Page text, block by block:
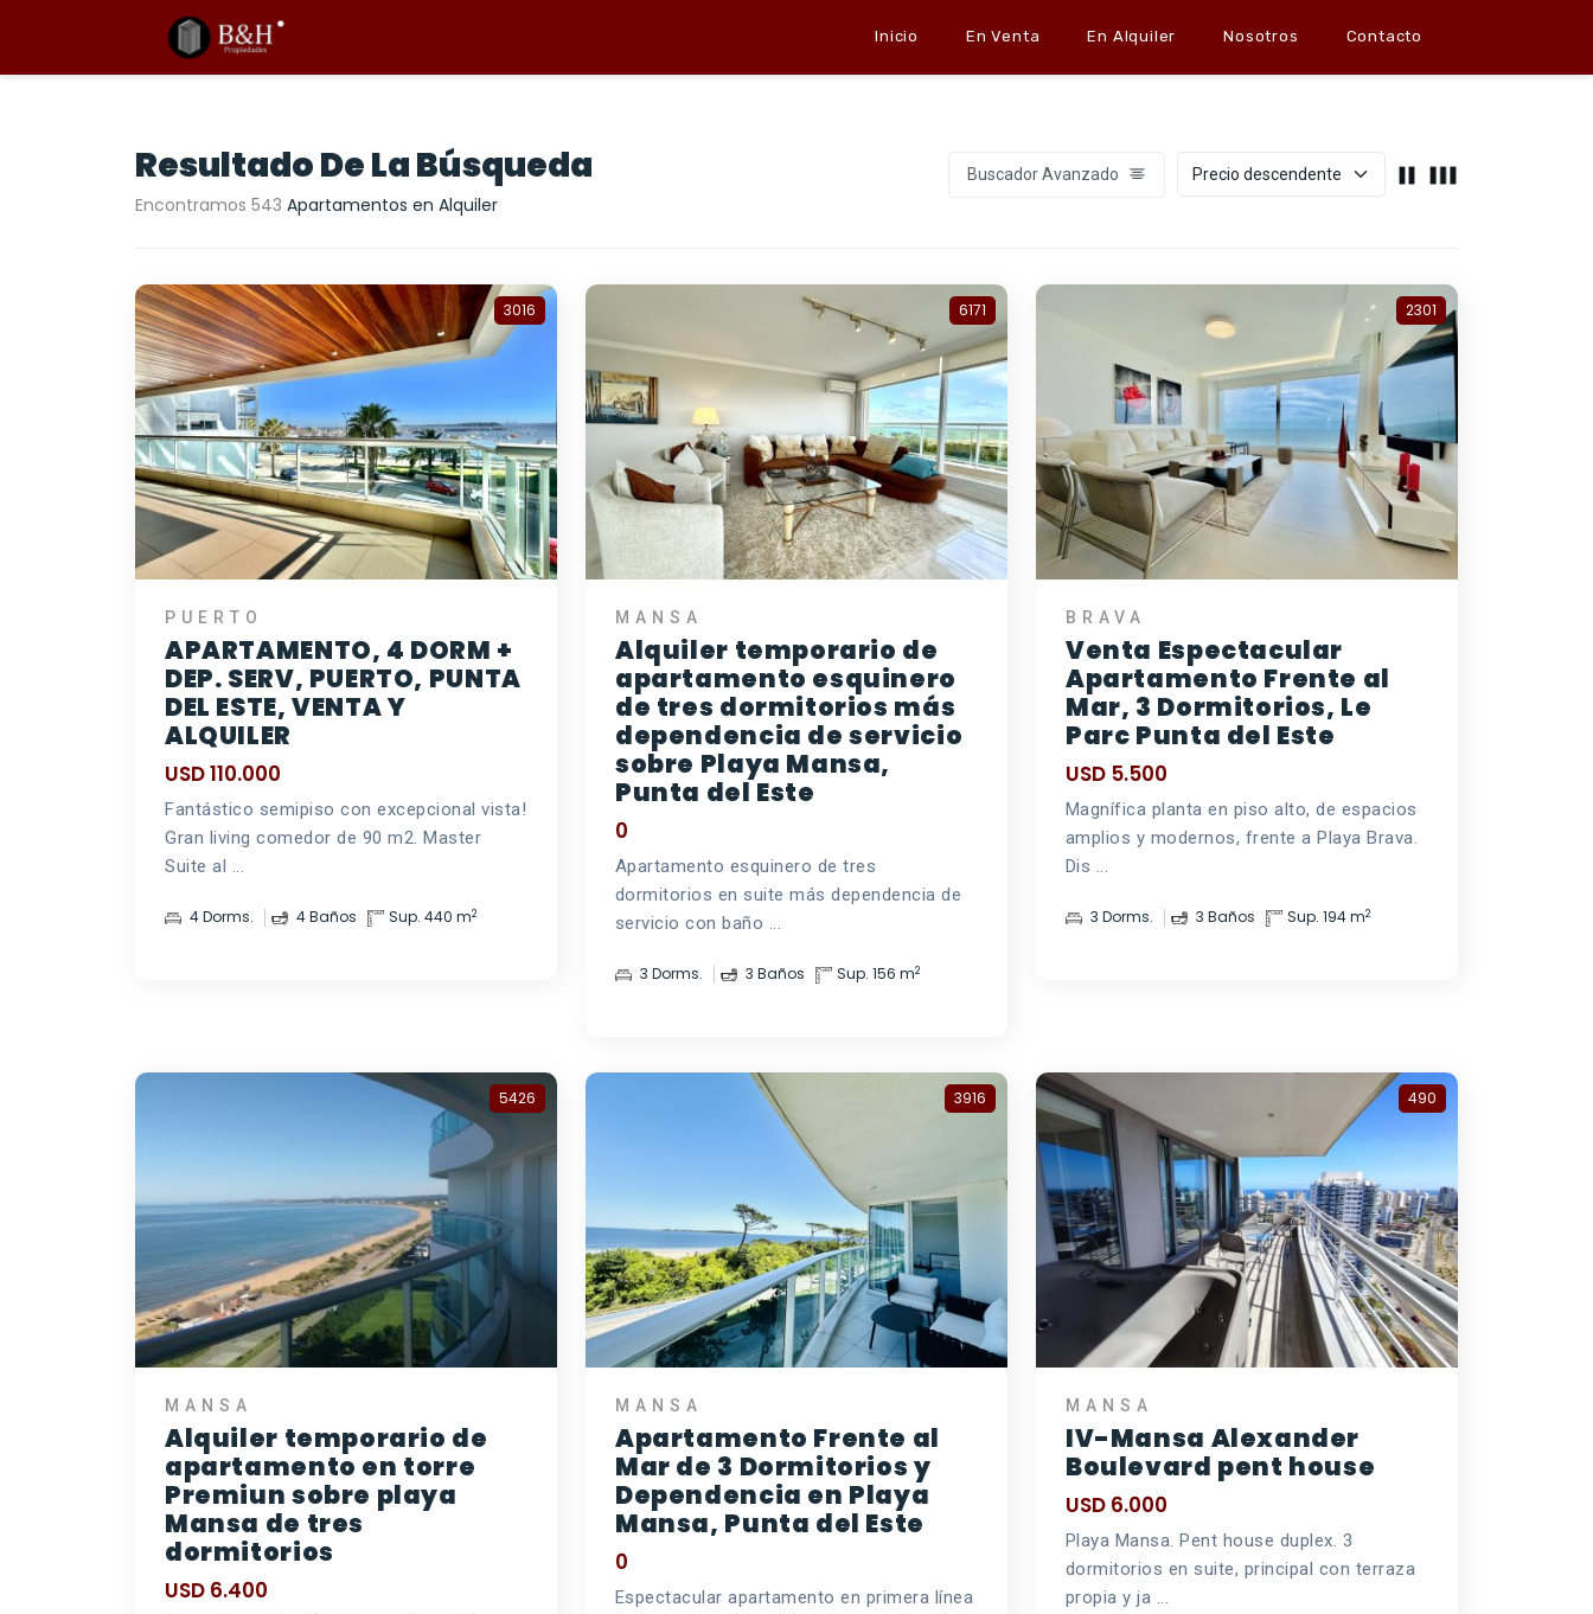
Inicio En Venta En Alquiler Nosotros Contacto
Resultado De La Búsqueda
Encontramos 543 Apartamentos en Alquiler
Buscador Avanzado
3016
PUERTO
APARTAMENTO, 4 DORM +
DEP. SERV, PUERTO, PUNTA
DEL ESTE, VENTA Y
ALQUILER
USD 110.000
Fantástico semipiso con excepcional vista!
Gran living comedor de 90 m2. Master
Suite al ...
4 Dorms. 4 Baños Sup. 440 m2
6171
MANSA
Alquiler temporario de
apartamento esquinero
de tres dormitorios más
dependencia de servicio
sobre Playa Mansa,
Punta del Este
0
Apartamento esquinero de tres
dormitorios en suite más dependencia de
servicio con baño ...
3 Dorms. 3 Baños Sup. 156 m2
2301
BRAVA
Venta Espectacular
Apartamento Frente al
Mar, 3 Dormitorios, Le
Parc Punta del Este
USD 5.500
Magnífica planta en piso alto, de espacios
amplios y modernos, frente a Playa Brava.
Dis ...
3 Dorms. 3 Baños Sup. 194 m2
5426
MANSA
Alquiler temporario de
apartamento en torre
Premiun sobre playa
Mansa de tres
dormitorios
USD 6.400
3916
MANSA
Apartamento Frente al
Mar de 3 Dormitorios y
Dependencia en Playa
Mansa, Punta del Este
0
Espectacular apartamento en primera línea
490
MANSA
IV-Mansa Alexander
Boulevard pent house
USD 6.000
Playa Mansa. Pent house duplex. 3
dormitorios en suite, principal con terraza
propia y ja ...